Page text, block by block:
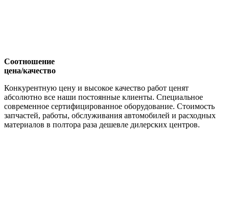
Соотношение
цена/качество
Конкурентную цену и высокое качество работ ценят
абсолютно все наши постоянные клиенты. Специальное
современное сертифицированное оборудование. Стоимость
запчастей, работы, обслуживания автомобилей и расходных
материалов в полтора раза дешевле дилерских центров.